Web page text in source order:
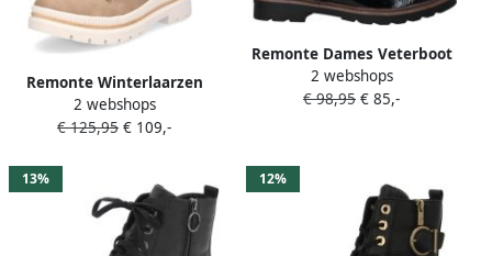
Remonte Winterlaarzen
FIBER-GRIP Veterenkellaars
profielzool met
2 webshops
€ 125,95 € 109,-
Remonte Dames Veterboot
D2Q71-03 Zwart
2 webshops
€ 98,95 € 85,-
13% 12%